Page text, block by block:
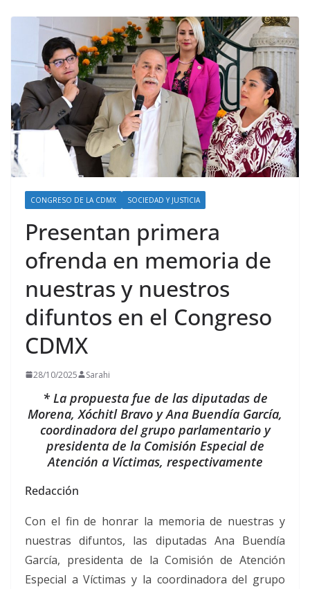
CONGRESO DE LA CDMX SOCIEDAD Y JUSTICIA
Presentan primera
ofrenda en memoria de
nuestras y nuestros
difuntos en el Congreso
CDMX
28/10/2025 Sarahi
* La propuesta fue de las diputadas de
Morena, Xóchitl Bravo y Ana Buendía García,
coordinadora del grupo parlamentario y
presidenta de la Comisión Especial de
Atención a Víctimas, respectivamente
Redacción
Con el fin de honrar la memoria de nuestras y
nuestras difuntos, las diputadas Ana Buendía
García, presidenta de la Comisión de Atención
Especial a Víctimas y la coordinadora del grupo